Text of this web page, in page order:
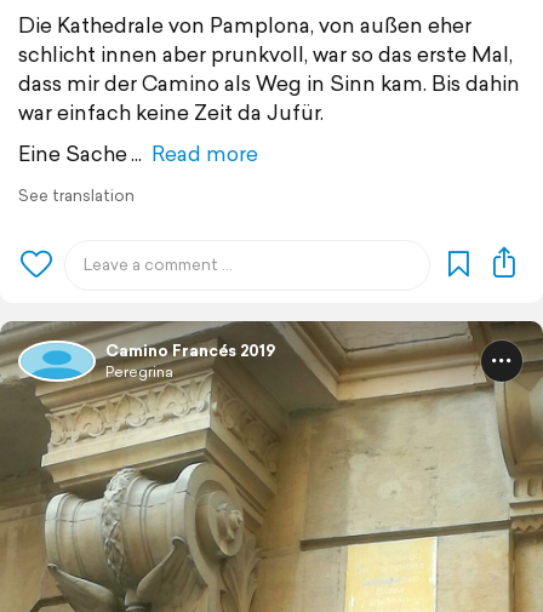
Die Kathedrale von Pamplona, von außen eher
schlicht innen aber prunkvoll, war so das erste Mal,
dass mir der Camino als Weg in Sinn kam. Bis dahin
war einfach keine Zeit da Jufür.
Eine Sache
Read more
See translation
Camino Francés 2019
Peregrina